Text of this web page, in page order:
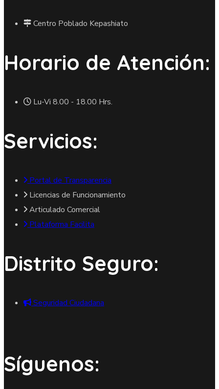
Centro Poblado Kepashiato
Horario de Atención:
Lu-Vi 8.00 - 18.00 Hrs.
Servicios:
Portal de Transparencia
Licencias de Funcionamiento
Articulado Comercial
Plataforma Facilita
Distrito Seguro:
Seguridad Ciudadana
Síguenos: